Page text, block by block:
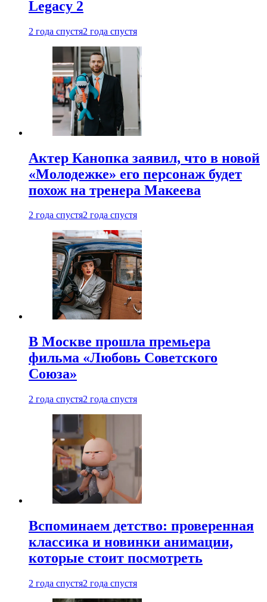
Legacy 2
2 года спустя2 года спустя
Актер Канопка заявил, что в новой
«Молодежке» его персонаж будет
похож на тренера Макеева
2 года спустя2 года спустя
В Москве прошла премьера
фильма «Любовь Советского
Союза»
2 года спустя2 года спустя
Вспоминаем детство: проверенная
классика и новинки анимации,
которые стоит посмотреть
2 года спустя2 года спустя